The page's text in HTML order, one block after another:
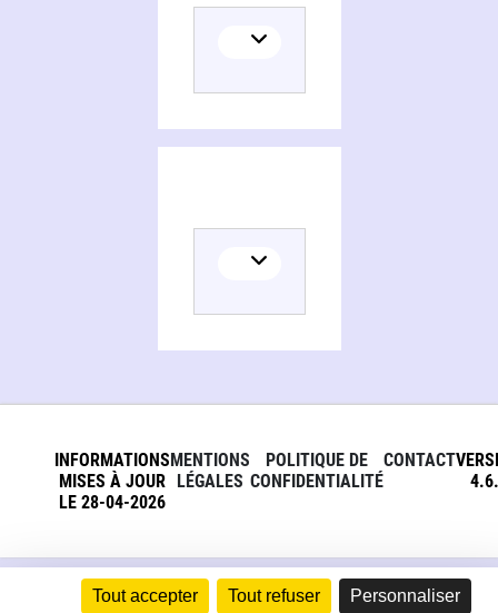
Tout accepter Tout refuser Personnaliser
INFORMATIONS
MISES À JOUR
LE 28-04-2026
MENTIONS
LÉGALES
POLITIQUE DE
CONFIDENTIALITÉ
CONTACT